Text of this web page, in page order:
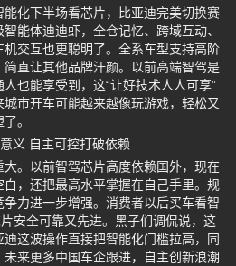
化下半场看芯片，比亚迪完美切换赛
能体迪迪虾，全仓记忆、跨域互动、
交互也更聪明了。全系车型支持高阶
直让其他品牌汗颜。以前高端智驾是
也能享受到，这“让好技术人人可享”
市开车可能越来越像玩游戏，轻松又
。
义 自主可控打破依赖
。以前智驾芯片高度依赖国外，现在
，还把最高水平掌握在自己手里。规
力进一步增强。消费者以后买车看智
安全可靠又先进。黑子们调侃说，这
这波操作直接把智能化门槛拉高，同
来更多中国车企跟进，自主创新浪潮